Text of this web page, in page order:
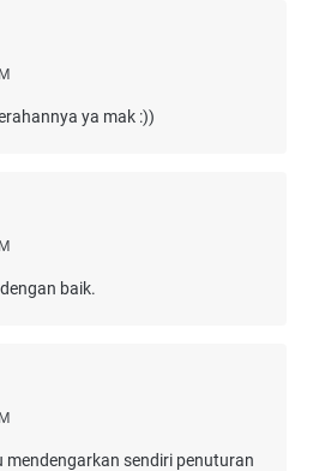
ya mak :))
baik.
mendengarkan sendiri penuturan